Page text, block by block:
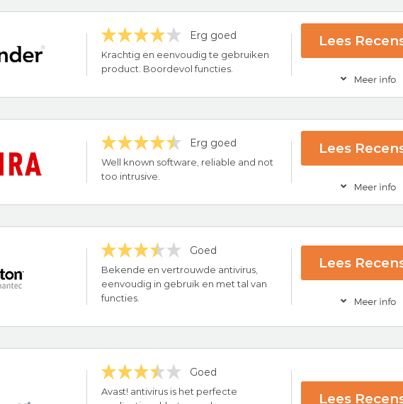
24/7 klantenservice
30 dagen-geld-terug-garantie
Bezoek nu
Erg goed
Krachtig en eenvoudig te gebruiken
product. Boordevol functies.
Lees
24/7 klantenservice
30 dagen-geld-terug-garantie
Erg goed
Well known software, reliable and not
too intrusive.
Lees
30-Day Money Back Guarantee
AV-Test Certified
Goed
Bekende en vertrouwde antivirus,
eenvoudig in gebruik en met tal van
functies.
Lees
Goed
Avast! antivirus is het perfecte
Lees